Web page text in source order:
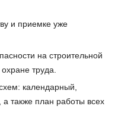
и приемке уже
на строительной
труда.
календарный,
также план работы всех